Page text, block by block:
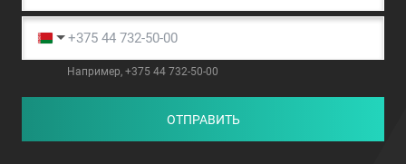
Например, +375 44 732-50-00
ОТПРАВИТЬ